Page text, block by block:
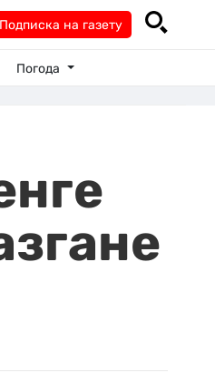
Подписка на газету
Погода